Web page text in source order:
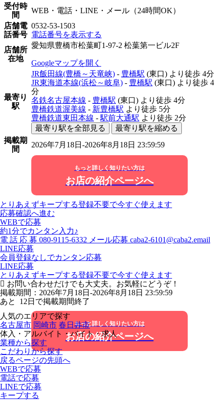
受付時
間
WEB・電話・LINE・メール（24時間OK）
店舗電
話番号
0532-53-1503
電話番号を表示する
店舗所
在地
愛知県豊橋市松葉町1-97-2 松葉第一ビル2F
Googleマップを開く
最寄り
駅
JR飯田線(豊橋～天竜峡) - 豊橋駅 (東口) より徒歩 4分
JR東海道本線(浜松～岐阜) - 豊橋駅 (東口) より徒歩 4
分
名鉄名古屋本線 - 豊橋駅 (東口) より徒歩 4分
豊橋鉄道渥美線 - 新豊橋駅 より徒歩 5分
豊橋鉄道東田本線 - 駅前大通駅 より徒歩 2分
最寄り駅を全部見る
最寄り駅を縮める
掲載期
間
2026年7月18日-2026年8月18日 23:59:59
もっと詳しく知りたい方は
お店の紹介ページへ
とりあえずキープする登録不要で今すぐ使えます
応募確認へ進む
WEBで応募
約1分でカンタン入力♪
電 話 応 募 080-9115-6332 メール応募 caba2-6101@caba2.email
LINE応募
会員登録なしでカンタン応募
LINE応募
とりあえずキープする登録不要で今すぐ使えます
お問い合わせだけでも大丈夫。お気軽にどうぞ！
掲載期間：2026年7月18日-2026年8月18日 23:59:59
あと 12 日で掲載期間終了
もっと詳しく知りたい方は
お店の紹介ページへ
人気のエリアで探す
名古屋市 岡崎市 春日井市
体入・アルバイト・バイト・求人
業種から探す
こだわりから探す
戻るページの先頭へ
WEBで応募
電話で応募
LINEで応募
キープする